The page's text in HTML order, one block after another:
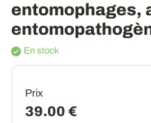
entomophages,
En stock
Prix
39.00 €